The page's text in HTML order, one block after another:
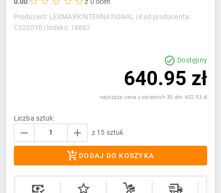
Producent: LEXMARKINTERNATIONAL | Kod producenta:
C3220Y0 | Indeks: 18882
Dostępny
640.95 zł
najniższa cena z ostatnich 30 dni: 602.93 zł
Liczba sztuk:
z 15 sztuk
DODAJ DO KOSZYKA